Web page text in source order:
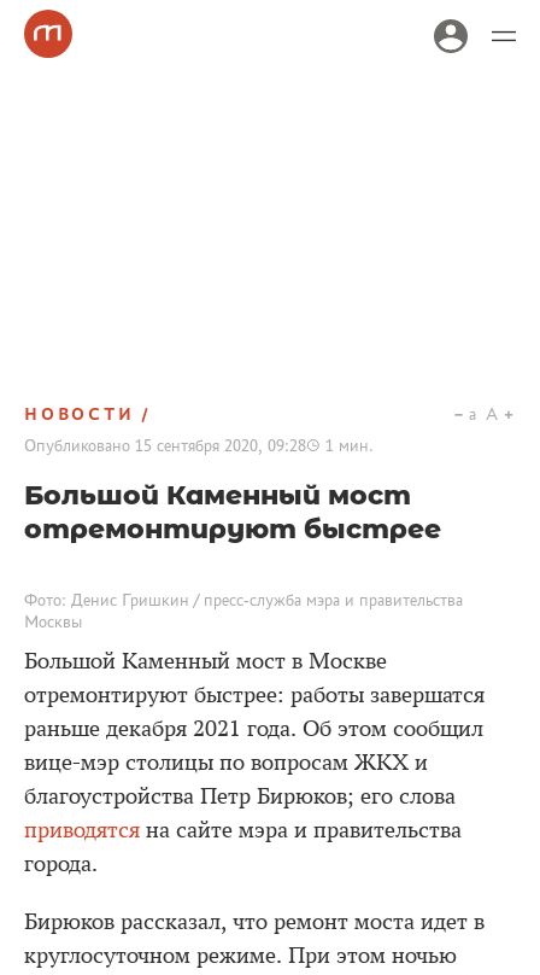
НОВОСТИ
Опубликовано 15 сентября 2020, 09:28 1 мин.
a A
Большой Каменный мост
отремонтируют быстрее
Фото: Денис Гришкин / пресс-служба мэра и правительства
Москвы
Большой Каменный мост в Москве
отремонтируют быстрее: работы завершатся
раньше декабря 2021 года. Об этом сообщил
вице-мэр столицы по вопросам ЖКХ и
благоустройства Петр Бирюков; его слова
приводятся на сайте мэра и правительства
города.
Бирюков рассказал, что ремонт моста идет в
круглосуточном режиме. При этом ночью